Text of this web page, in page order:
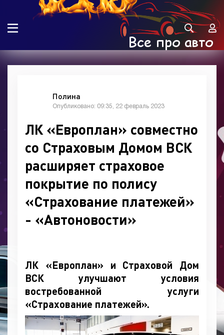
Полина
Опубликовано: 09:35, 22 февраль 2023
ЛК «Европлан» совместно
со Страховым Домом ВСК
расширяет страховое
покрытие по полису
«Страхование платежей»
- «Автоновости»
ЛК «Европлан» и Страховой Дом
ВСК улучшают условия
востребованной услуги
«Страхование платежей».